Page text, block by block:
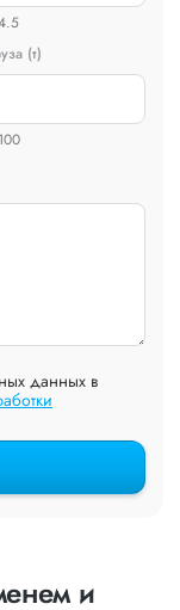
(т)
данных в
и